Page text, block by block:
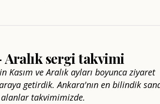
Aralık sergi takvimi
Kasım ve Aralık ayları boyunca ziyaret
getirdik. Ankara'nın en bilindik
alanlar takvimimizde.